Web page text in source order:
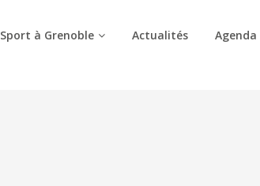
Sport à Grenoble Actualités Agenda